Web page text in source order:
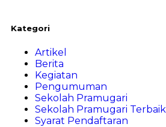
Kategori
Artikel
Berita
Kegiatan
Pengumuman
Sekolah Pramugari
Sekolah Pramugari Terbaik
Syarat Pendaftaran